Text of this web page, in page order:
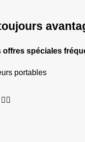
offres spéciales
portables